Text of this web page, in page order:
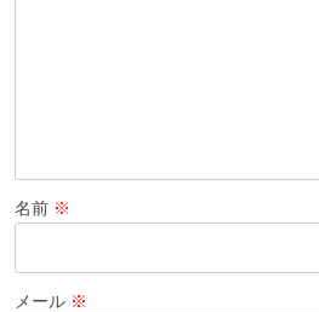
名前 ※
メール ※